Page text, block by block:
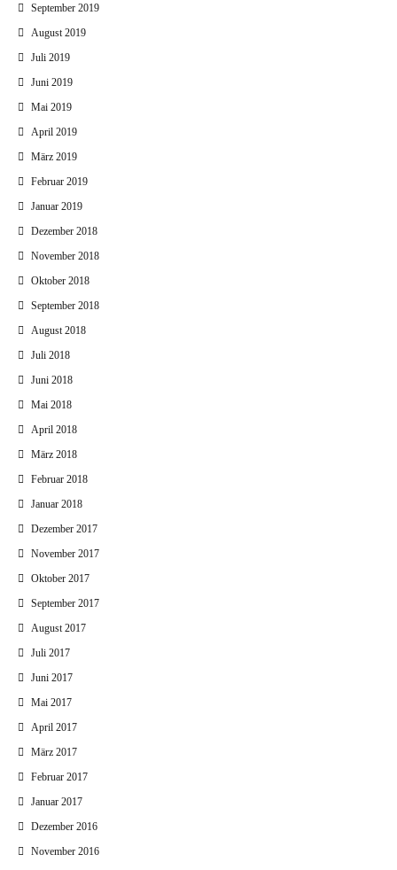
September 2019
August 2019
Juli 2019
Juni 2019
Mai 2019
April 2019
März 2019
Februar 2019
Januar 2019
Dezember 2018
November 2018
Oktober 2018
September 2018
August 2018
Juli 2018
Juni 2018
Mai 2018
April 2018
März 2018
Februar 2018
Januar 2018
Dezember 2017
November 2017
Oktober 2017
September 2017
August 2017
Juli 2017
Juni 2017
Mai 2017
April 2017
März 2017
Februar 2017
Januar 2017
Dezember 2016
November 2016